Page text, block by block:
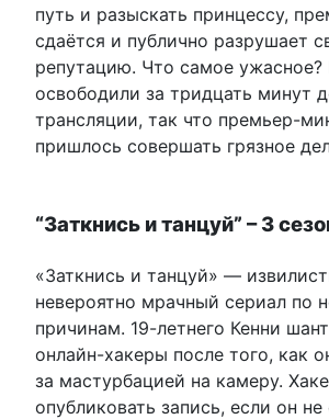
путь и разыскать принцессу,
сдаётся и публично разрушает
репутацию. Что самое ужасное?
освободили за тридцать минут
трансляции, так что премьер-
пришлось совершать грязное
“Заткнись и танцуй” – 3
«Заткнись и танцуй» —
невероятно мрачный сериал по
причинам. 19-летнего Кенни
онлайн-хакеры после того, как
за мастурбацией на камеру.
опубликовать запись, если он